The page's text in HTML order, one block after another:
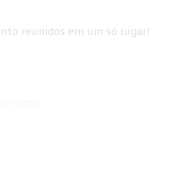
reunidos em um só lugar!